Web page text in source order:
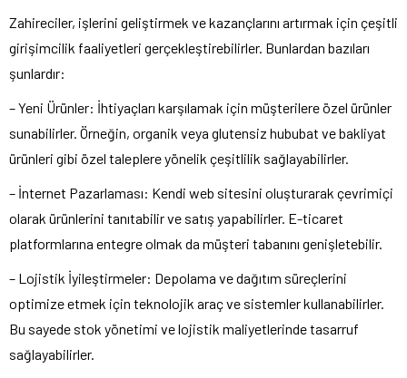
Zahireciler, işlerini geliştirmek ve kazançlarını artırmak için çeşitli
girişimcilik faaliyetleri gerçekleştirebilirler. Bunlardan bazıları
şunlardır:
– Yeni Ürünler: İhtiyaçları karşılamak için müşterilere özel ürünler
sunabilirler. Örneğin, organik veya glutensiz hububat ve bakliyat
ürünleri gibi özel taleplere yönelik çeşitlilik sağlayabilirler.
– İnternet Pazarlaması: Kendi web sitesini oluşturarak çevrimiçi
olarak ürünlerini tanıtabilir ve satış yapabilirler. E-ticaret
platformlarına entegre olmak da müşteri tabanını genişletebilir.
– Lojistik İyileştirmeler: Depolama ve dağıtım süreçlerini
optimize etmek için teknolojik araç ve sistemler kullanabilirler.
Bu sayede stok yönetimi ve lojistik maliyetlerinde tasarruf
sağlayabilirler.